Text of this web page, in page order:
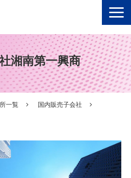
選定ポイント
ご利用シーン
商品一覧
情報の窓口
湘南第一興商
一覧 国内販売子会社